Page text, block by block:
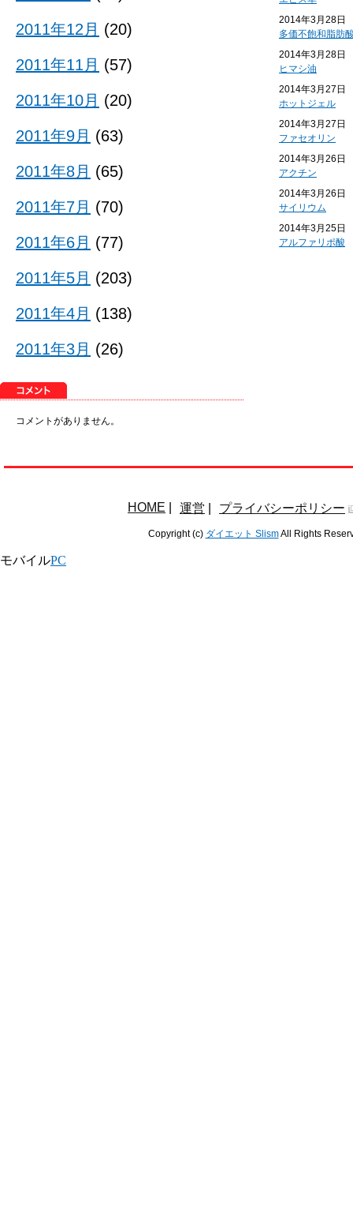
2014年3月28日
多価不飽和脂肪
2014年3月28日
ヒマシ油
2014年3月27日
ホットジェル
2014年3月27日
ファセオリン
2014年3月26日
アクチン
2014年3月26日
サイリウム
2014年3月25日
アルファリポ酸
2011年12月 (20)
2011年11月 (57)
2011年10月 (20)
2011年9月 (63)
2011年8月 (65)
2011年7月 (70)
2011年6月 (77)
2011年5月 (203)
2011年4月 (138)
2011年3月 (26)
コメントがありません。
HOME 運営 プライバシーポリシー
Copyright (c) ダイエット SlismAll Rights
モバイルPC